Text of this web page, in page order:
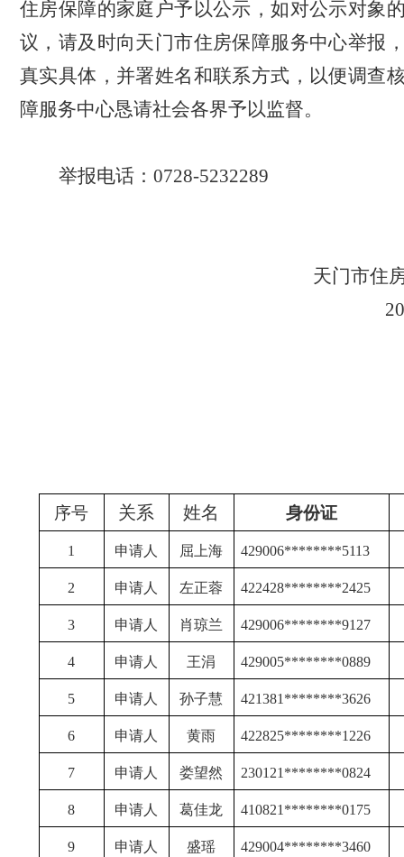
住房保障的家庭户予以公示，如对公示对象
议，请及时向天门市住房保障服务中心举报
真实具体，并署姓名和联系方式，以便调查
障服务中心恳请社会各界予以监督。
举报电话： 0728-5232289
天门市住
序号 关系 姓名 身份证
1 申请人 屈上海 429006********5113
2 申请人 左正蓉 422428********2425
3 申请人 肖琼兰 429006********9127
4 申请人 王涓 429005********0889
5 申请人 孙子慧 421381********3626
6 申请人 黄雨 422825********1226
7 申请人 娄望然 230121********0824
8 申请人 葛佳龙 410821********0175
9 申请人 盛瑶 429004********3460